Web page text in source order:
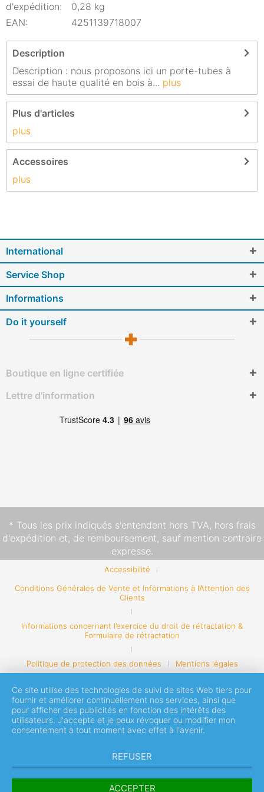
d'expédition:
0,28 kg
EAN:
4251139718007
Description
Description : nous proposons ici un porte-tubes à
essai de haute qualité en bois à... plus
Plus d'articles
plus
Accessoires
plus
International
Service Shop
Informations
Do it yourself
Boutique en ligne certifiée
Lettre d'information
* Tous les prix indiqués s'entendent hors TVA, hors frais
d'expédition et, de remboursement, sauf mention contraire
expresse.
Accessibilité
Conditions Générales de Vente et Informations à l’Attention des
Clients
Informations concernant l’exercice du droit de rétractation &
Formulaire de rétractation
Politique de protection des données Mentions légales
Ce site utilise des technologies de suivi de sites Web tiers pour
fournir et améliorer continuellement nos services, ainsi que
pour afficher des publicités en fonction des intérêts des
utilisateurs. J'accepte et je peux révoquer ou modifier mon
consentement à tout moment avec effet à l'avenir.
REFUSER
ACCEPTER